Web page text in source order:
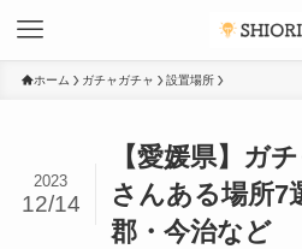
ホーム ガチャガチャ 設置場所
【愛媛県】ガ
さんある場所7
郡・今治など
2023
12/14